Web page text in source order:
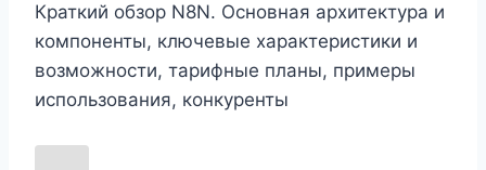
Краткий обзор N8N. Основная архитектура и
компоненты, ключевые характеристики и
возможности, тарифные планы, примеры
использования, конкуренты